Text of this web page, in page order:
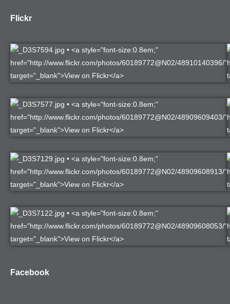
Flickr
Facebook